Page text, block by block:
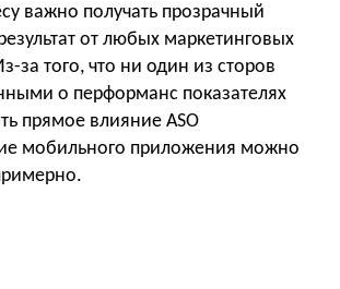
важно получать прозрачный
от любых маркетинговых
за того, что ни один из сторов
о перформанс показателях
прямое влияние ASO
мобильного приложения можно